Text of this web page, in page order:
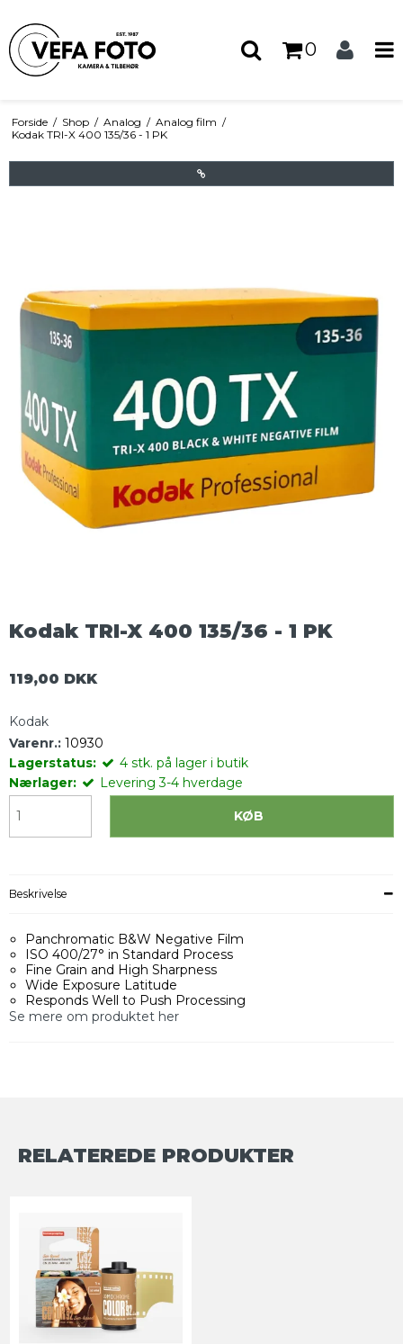
0
Forside / Shop / Analog / Analog film /
Kodak TRI-X 400 135/36 - 1 PK
Kodak TRI-X 400 135/36 - 1 PK
119,00 DKK
Kodak
Varenr.: 10930
Lagerstatus:
4 stk. på lager i butik
Nærlager:
Levering 3-4 hverdage
KØB
Beskrivelse
Panchromatic B&W Negative Film
ISO 400/27° in Standard Process
Fine Grain and High Sharpness
Wide Exposure Latitude
Responds Well to Push Processing
Se mere om produktet her
RELATEREDE PRODUKTER